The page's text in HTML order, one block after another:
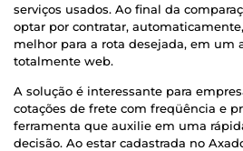
serviços usados. Ao final da
optar por contratar,
melhor para a rota desejada, em um
totalmente web.
A solução é interessante para
cotações de frete com freqüência e
ferramenta que auxilie em uma
decisão. Ao estar cadastrada no